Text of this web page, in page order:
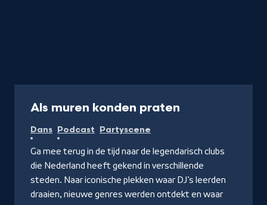
Als muren konden praten
Dans Podcast Partyscene
Ga mee terug in de tijd naar de legendarisch clubs
die Nederland heeft gekend in verschillende
steden. Naar iconische plekken waar DJ’s leerden
draaien, nieuwe genres werden ontdekt en waar